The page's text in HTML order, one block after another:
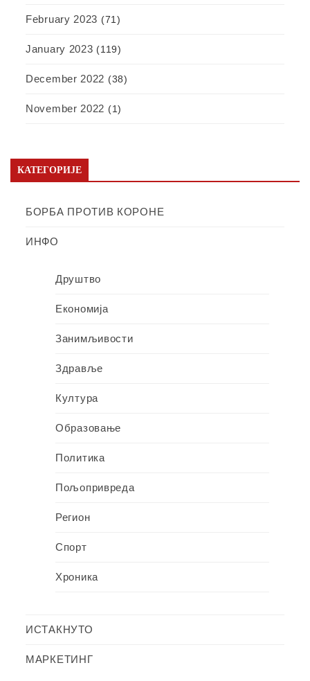
February 2023 (71)
January 2023 (119)
December 2022 (38)
November 2022 (1)
КАТЕГОРИЈЕ
БОРБА ПРОТИВ КОРОНЕ
ИНФО
Друштво
Економија
Занимљивости
Здравље
Култура
Образовање
Политика
Пољопривреда
Регион
Спорт
Хроника
ИСТАКНУТО
МАРКЕТИНГ